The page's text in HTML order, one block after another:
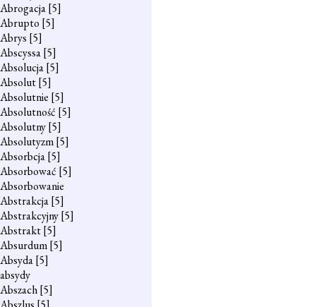
Abrogacja[5]
Abrupto [5]
Abrys [5]
Abscyssa[5]
Absolucja[5]
Absolut[5]
Absolutnie [5]
Absolutność [5]
Absolutny[5]
Absolutyzm[5]
Absorbcja[5]
Absorbować [5]
Absorbowanie
Abstrakcja[5]
Abstrakcyjny[5]
Abstrakt[5]
Absurdum[5]
Absyda[5]
absydy
Abszach[5]